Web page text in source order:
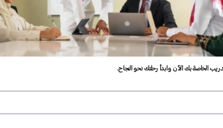
الخاصة بك الآن وابدأ رحلتك نحو النجاح.